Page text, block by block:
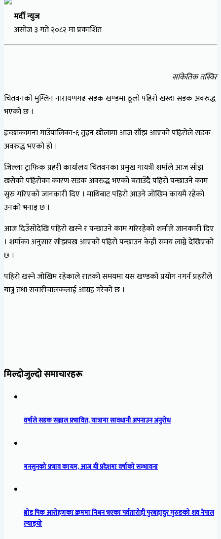
मर्दी न्युज
असाेज ३ गते २०८२ मा प्रकाशित
सांकेतिक तस्विर
चितवनको मुग्लिन नारायणगढ सडक खण्डमा ठूलो पहिरो खस्दा सडक अवरुद्ध
भएको छ ।
इच्छाकामना गाउँपालिका-६ तुइन खोलामा आज साँझ आएको पहिरोले सडक
अवरुद्ध भएको हो ।
जिल्ला ट्राफिक प्रहरी कार्यालय चितवनका प्रमुख गायत्री शर्माले आज साँझ
खसेको पहिरोका कारण सडक अवरुद्ध भएको बताउँदै पहिरो पन्छाउने काम
सुरु गरिएको जानकारी दिए । माथिबाट पहिरो आउने जोखिम कायमै रहेको
उनको भनाइ छ ।
आज दिउँसोदेखि पहिरो खस्ने र पन्छाउने काम गरिरहेको शर्माले जानकारी दिए
। शर्माका अनुसार साँझपख आएको पहिरो पन्छाउन केही समय लाग्ने देखिएको
छ ।
पहिरो खस्ने जोखिम रहेकाले रातको समयमा यस खण्डको प्रयोग नगर्न प्रहरीले
यात्रु तथा सवारीचालकलाई आग्रह गरेको छ ।
मिल्दोजुल्दो समाचारहरू
वर्षाले सडक सञ्जाल प्रभावित, यात्रामा सावधानी अपनाउन अनुरोध
मनसुनको प्रभाव कायम, आज यी प्रदेशमा वर्षाको सम्भावना
ब्रोड पिक आरोहणका क्रममा निधन भएका पर्वतारोही पुरबहादुर गुरुङको शव नेपाल
ल्याइयो